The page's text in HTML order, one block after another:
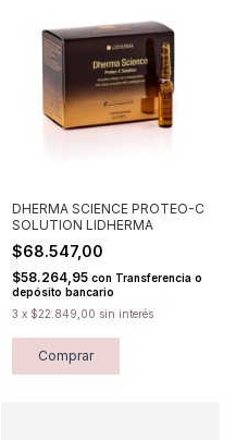
DHERMA SCIENCE PROTEO-C
SOLUTION LIDHERMA
$68.547,00
$58.264,95 con Transferencia o
depósito bancario
3 x $22.849,00 sin interés
Comprar